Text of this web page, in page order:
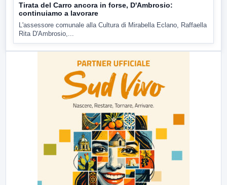
Tirata del Carro ancora in forse, D'Ambrosio:
continuiamo a lavorare
L'assessore comunale alla Cultura di Mirabella Eclano, Raffaella
Rita D'Ambrosio,...